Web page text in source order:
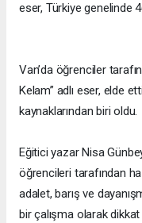
eser, Türkiye genelinde
Van’da öğrenciler
Kelam” adlı eser, elde
kaynaklarından biri oldu.
Eğitici yazar Nisa
öğrencileri tarafından
adalet, barış ve
bir çalışma olarak